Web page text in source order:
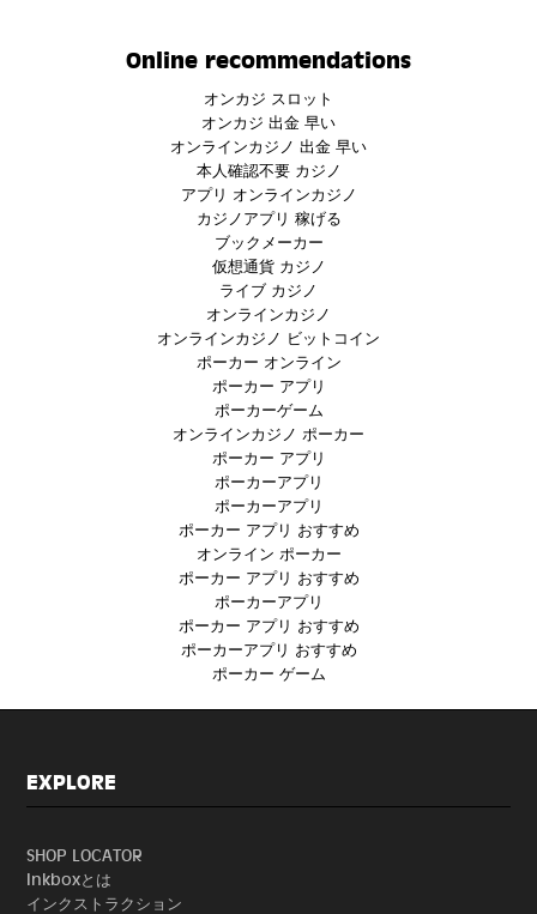
Online recommendations
オンカジ スロット
オンカジ 出金 早い
オンラインカジノ 出金 早い
本人確認不要 カジノ
アプリ オンラインカジノ
カジノアプリ 稼げる
ブックメーカー
仮想通貨 カジノ
ライブ カジノ
オンラインカジノ
オンラインカジノ ビットコイン
ポーカー オンライン
ポーカー アプリ
ポーカーゲーム
オンラインカジノ ポーカー
ポーカー アプリ
ポーカーアプリ
ポーカーアプリ
ポーカー アプリ おすすめ
オンライン ポーカー
ポーカー アプリ おすすめ
ポーカーアプリ
ポーカー アプリ おすすめ
ポーカーアプリ おすすめ
ポーカー ゲーム
EXPLORE
SHOP LOCATOR
Inkboxとは
インクストラクション